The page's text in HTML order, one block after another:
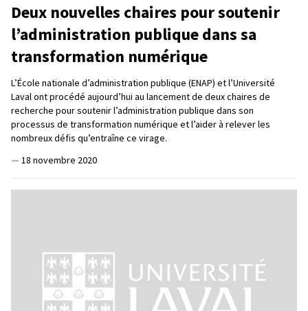
Deux nouvelles chaires pour soutenir
l’administration publique dans sa
transformation numérique
L’École nationale d’administration publique (ENAP) et l’Université
Laval ont procédé aujourd’hui au lancement de deux chaires de
recherche pour soutenir l’administration publique dans son
processus de transformation numérique et l’aider à relever les
nombreux défis qu’entraîne ce virage.
— 18 novembre 2020